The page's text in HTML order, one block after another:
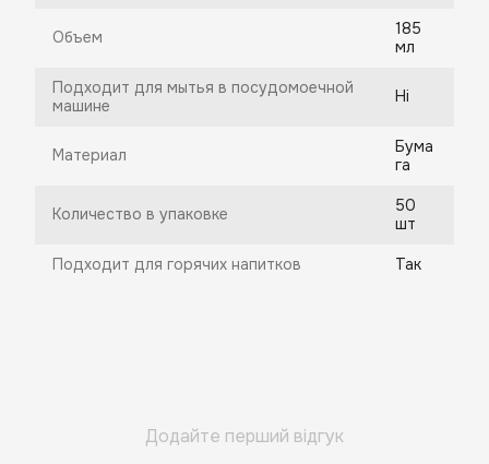
Объем
185
мл
Подходит для мытья в посудомоечной
машине
Ні
Материал
Бума
га
Количество в упаковке
50
шт
Подходит для горячих напитков Так
Додайте перший відгук